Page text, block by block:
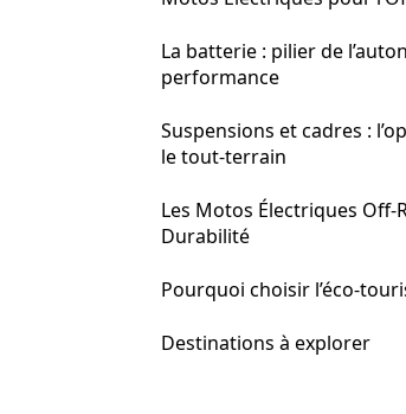
La batterie : pilier de
performance
Suspensions et cadres :
le tout-terrain
Les Motos Électriques Off-
Durabilité
Pourquoi choisir l’éco-
Destinations à explorer